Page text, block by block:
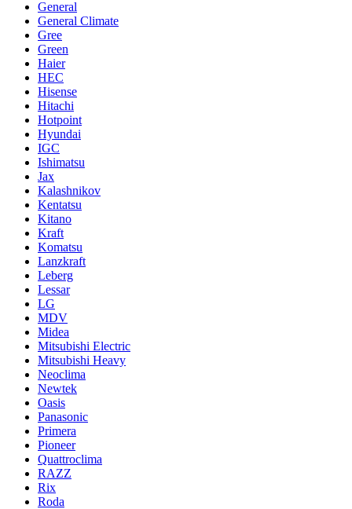
General
General Climate
Gree
Green
Haier
HEC
Hisense
Hitachi
Hotpoint
Hyundai
IGC
Ishimatsu
Jax
Kalashnikov
Kentatsu
Kitano
Kraft
Komatsu
Lanzkraft
Leberg
Lessar
LG
MDV
Midea
Mitsubishi Electric
Mitsubishi Heavy
Neoclima
Newtek
Oasis
Panasonic
Primera
Pioneer
Quattroclima
RAZZ
Rix
Roda